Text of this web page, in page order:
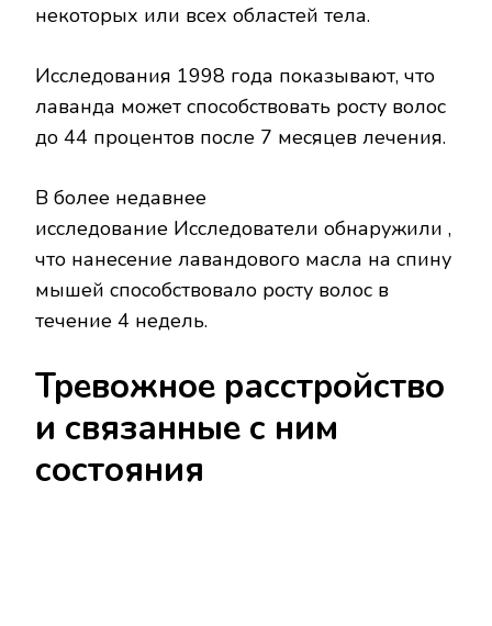
некоторых или всех областей тела.
Исследования 1998 года показывают, что
лаванда может способствовать росту волос
до 44 процентов после 7 месяцев лечения.
В более недавнее
исследование Исследователи обнаружили ,
что нанесение лавандового масла на спину
мышей способствовало росту волос в
течение 4 недель.
Тревожное расстройство
и связанные с ним
состояния